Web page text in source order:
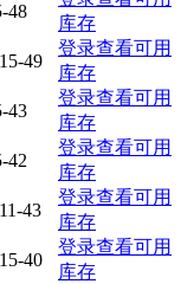
48
库存
49
登录查看可用
库存
43
登录查看可用
库存
42
登录查看可用
库存
43
登录查看可用
库存
40
登录查看可用
库存